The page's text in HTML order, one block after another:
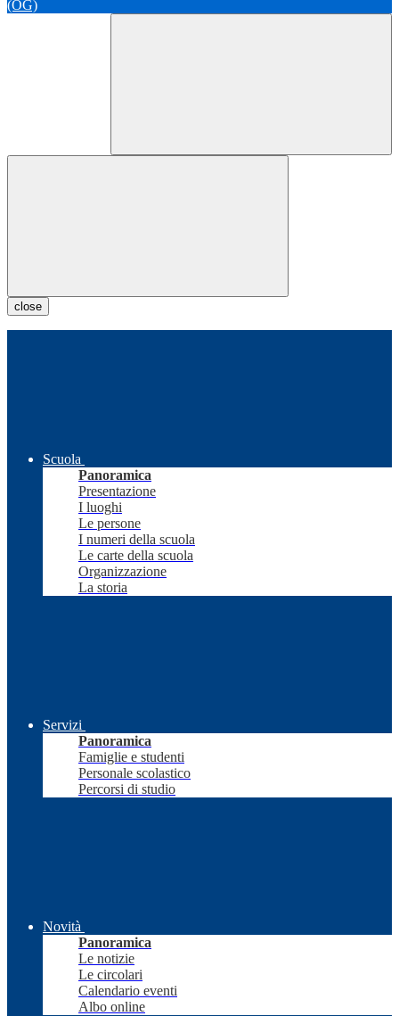
close
Scuola
Panoramica
Presentazione
I luoghi
Le persone
I numeri della scuola
Le carte della scuola
Organizzazione
La storia
Servizi
Panoramica
Famiglie e studenti
Personale scolastico
Percorsi di studio
Novità
Panoramica
Le notizie
Le circolari
Calendario eventi
Albo online